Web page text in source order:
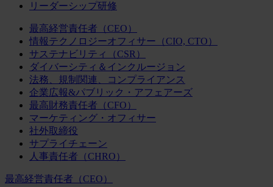
リーダーシップ研修
最高経営責任者（CEO）
情報テクノロジーオフィサー（CIO, CTO）
サステナビリティ（CSR）
ダイバーシティ＆インクルージョン
法務、規制関連、コンプライアンス
企業広報&パブリック・アフェアーズ
最高財務責任者（CFO）
マーケティング・オフィサー
社外取締役
サプライチェーン
人事責任者（CHRO）
最高経営責任者（CEO）